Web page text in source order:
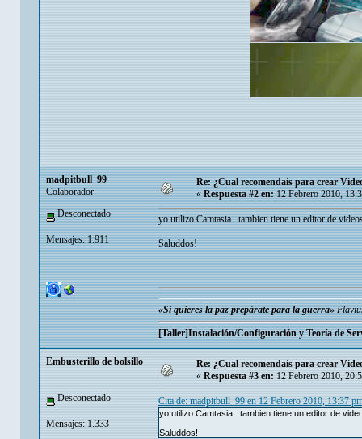
madpitbull_99
Colaborador
Desconectado
Mensajes: 1.911
Re: ¿Cual recomendais para crear
«Respuesta #2 en:12 Febrero 2010,
yo utilizo Camtasia . tambien tiene un editor de
Saluddos!
«Si quieres la paz prepárate para la guerra»
[Taller]Instalación/Configuración y Teoría de
Embusterillo de bolsillo
Desconectado
Mensajes: 1.333
Re: ¿Cual recomendais para crear
« Respuesta #3 en: 12 Febrero 2010,
Cita de: madpitbull_99 en 12 Febrero 2010, 13:37
yo utilizo Camtasia . tambien tiene un editor de
Saluddos!